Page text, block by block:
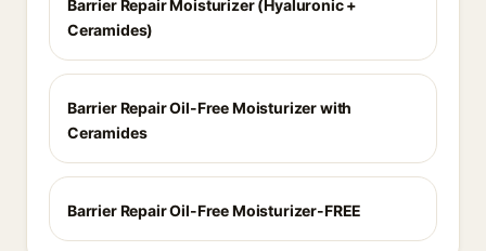
Barrier Repair Moisturizer (Hyaluronic +
Ceramides)
Barrier Repair Oil-Free Moisturizer with
Ceramides
Barrier Repair Oil-Free Moisturizer-FREE